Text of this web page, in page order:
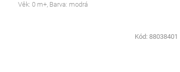
Věk: 0 m+, Barva: modrá
Kód: 88038401